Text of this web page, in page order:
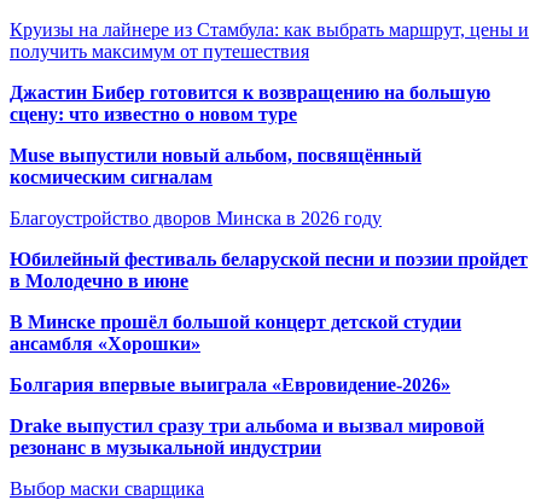
Круизы на лайнере из Стамбула: как выбрать маршрут, цены и
получить максимум от путешествия
Джастин Бибер готовится к возвращению на большую
сцену: что известно о новом туре
Muse выпустили новый альбом, посвящённый
космическим сигналам
Благоустройство дворов Минска в 2026 году
Юбилейный фестиваль беларуской песни и поэзии пройдет
в Молодечно в июне
В Минске прошёл большой концерт детской студии
ансамбля «Хорошки»
Болгария впервые выиграла «Евровидение-2026»
Drake выпустил сразу три альбома и вызвал мировой
резонанс в музыкальной индустрии
Выбор маски сварщика